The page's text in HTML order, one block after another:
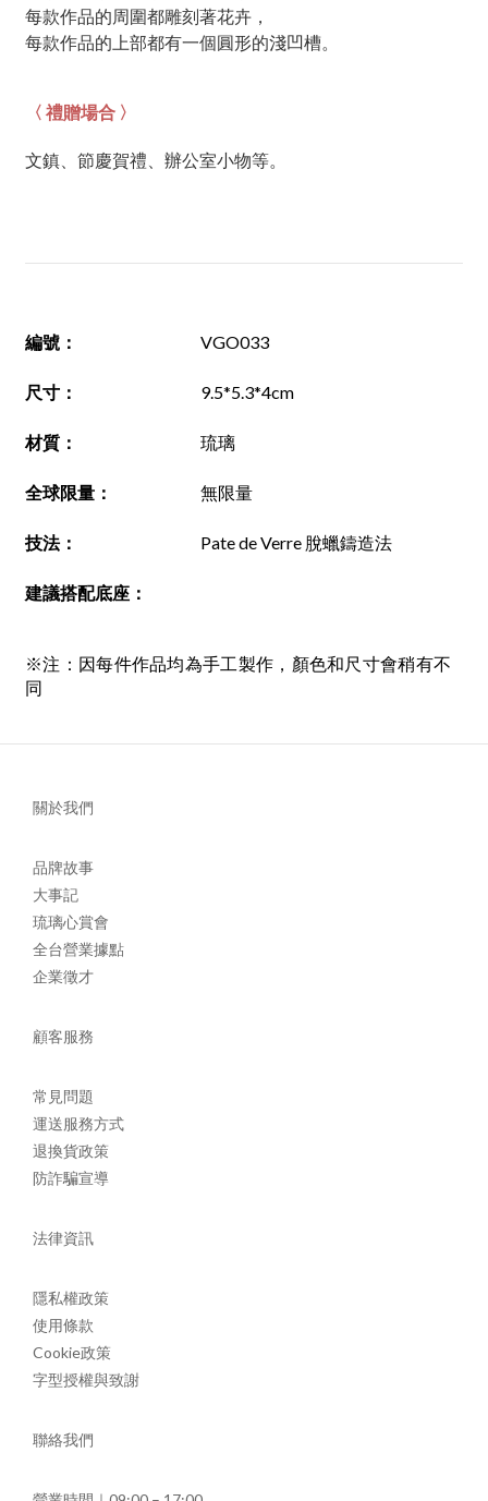
每款作品的周圍都雕刻著花卉，
每款作品的上部都有一個圓形的淺凹槽。
〈 禮贈場合 〉
文鎮、節慶賀禮、辦公室小物等。
編號 ： VGO033
尺寸 ： 9.5*5.3*4cm
材質 ： 琉璃
全球限量： 無限量
技法： Pate de Verre 脫蠟鑄造法
建議搭配底座 ：
※注：因每件作品均為手工製作，顏色和尺寸會稍有不
同
關於我們
品牌故事
大事記
琉璃心賞會
全台營業據點
企業徵才
顧客服務
常見問題
運送服務方式
退換貨政策
防詐騙宣導
法律資訊
隱私權政策
使用條款
Cookie政策
字型授權與致謝
聯絡我們